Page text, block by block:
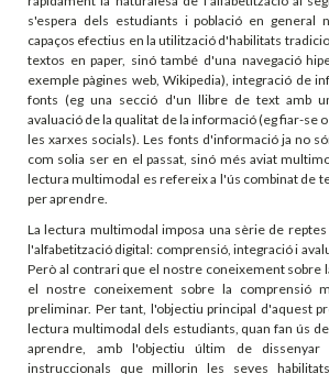
s'espera dels estudiants i població en general
capaços efectius en la utilització d'habilitats
textos en paper, sinó també d'una navegació
exemple pàgines web, Wikipedia), integració de
fonts (eg una secció d'un llibre de text amb
avaluació de la qualitat de la informació (eg fiar-se
les xarxes socials). Les fonts d'informació ja no
com solia ser en el passat, sinó més aviat
lectura multimodal es refereix a l'ús combinat de
per aprendre.
La lectura multimodal imposa una sèrie de
l'alfabetització digital: comprensió, integració i
Però al contrari que el nostre coneixement sobre
el nostre coneixement sobre la comprensió
preliminar. Per tant, l'objectiu principal d'aquest
lectura multimodal dels estudiants, quan fan ús
aprendre, amb l'objectiu últim de dissenyar
instruccionals que millorin les seves